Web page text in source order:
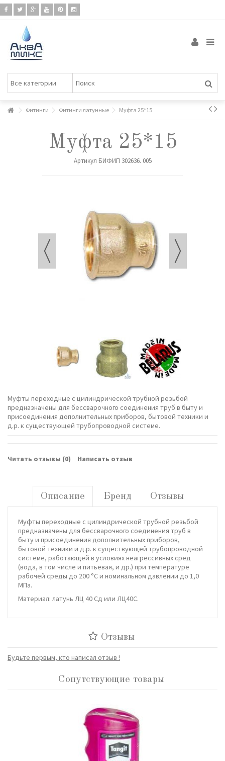
Фитинги Фитинги латунные Муфта 25*15
Муфта 25*15
Артикул БИФИП 302636. 005
Муфты переходные с цилиндрической трубной резьбой
предназначены для бессварочного соединения труб в быту и
присоединения дополнительных приборов, бытовой техники и
д.р. к существующей трубопроводной системе.
Читать отзывы (0) Написать отзыв
Описание Бренд Отзывы
Муфты переходные с цилиндрической трубной резьбой
предназначены для бессварочного соединения труб в
быту и присоединения дополнительных приборов,
бытовой техники и д.р. к существующей трубопроводной
системе, работающей в условиях неагрессивных сред
(вода, в том числе и питьевая, и др.) при температуре
рабочей среды до 200 °С и номинальном давлении до 1,0
МПа.
Материал: латунь ЛЦ 40 Сд или ЛЦ40С.
Отзывы
Будьте первым, кто написал отзыв !
Сопутствующие товары